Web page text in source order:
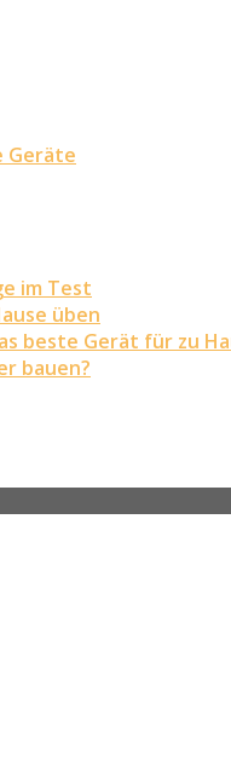
Geräte
im Test
üben
beste Gerät für zu
bauen?